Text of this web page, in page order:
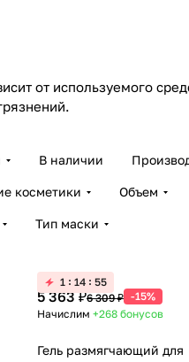
от используемого
В наличии
косметики Объем
Тип маски
1 14 55
5 363 ₽6 309 ₽ -15%
Начислим +268 бонусов
Гель размягчающий для